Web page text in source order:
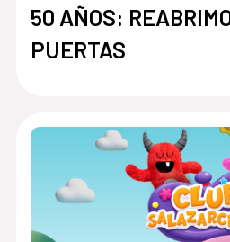
50 AÑOS:
PUERTAS